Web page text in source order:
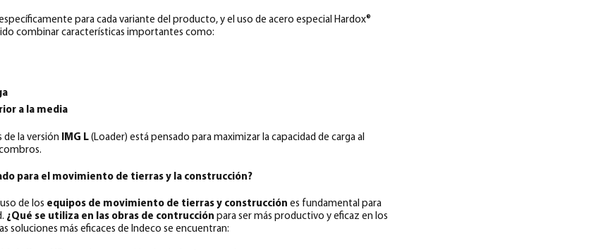
para cada variante del producto, y el uso de acero especial Hardox®
combinar características importantes como:
a la media
de la versión IMG L (Loader) está pensado para maximizar la capacidad de carga al
para el movimiento de tierras y la construcción?
de los equipos de movimiento de tierras y construcción es fundamental para
¿Qué se utiliza en las obras de contrucción para ser más productivo y eficaz en los
soluciones más eficaces de Indeco se encuentran: